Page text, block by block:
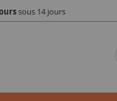
sous 14 jours